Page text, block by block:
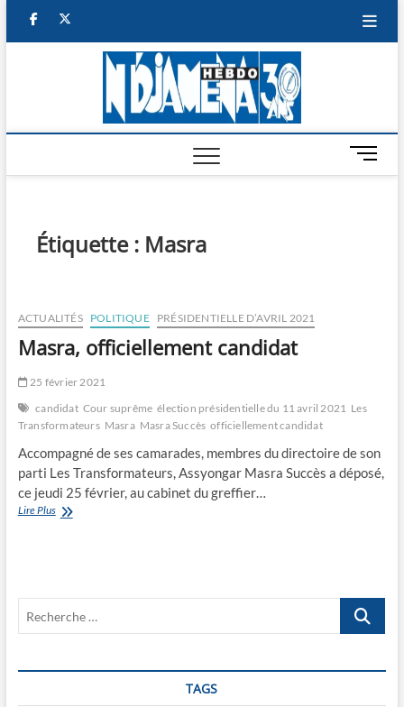
facebook
M
e
Étiquette : Masra
ACTUALITÉS POLITIQUE PRÉSIDENTIELLE D’AVRIL 2021
Masra, officiellement candidat
25 février 2021
candidat Cour suprême élection présidentielle du 11 avril 2021 Les
Transformateurs Masra Masra Succès officiellement candidat
Accompagné de ses camarades, membres du directoire de son
parti Les Transformateurs, Assyongar Masra Succès a déposé,
ce jeudi 25 février, au cabinet du greffier…
Lire PlusMasra,
Recherche
TAGS